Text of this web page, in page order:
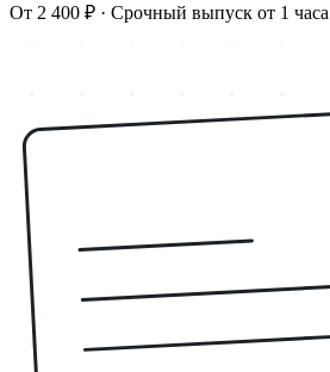
От 2 400 ₽ · Срочный выпуск от 1